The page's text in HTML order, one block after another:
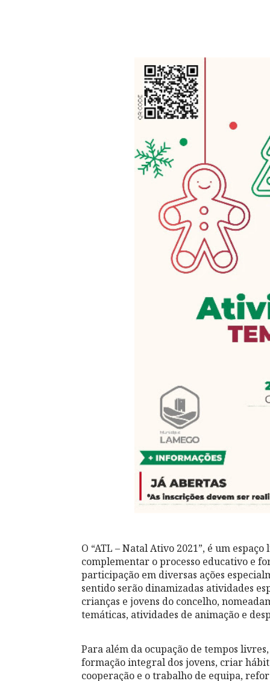
O “ATL – Natal Ativo 2021”, é um
complementar o processo educativo e
participação em diversas ações
sentido serão dinamizadas atividades
crianças e jovens do concelho,
temáticas, atividades de animação e
Para além da ocupação de tempos
formação integral dos jovens, criar
cooperação e o trabalho de equipa,